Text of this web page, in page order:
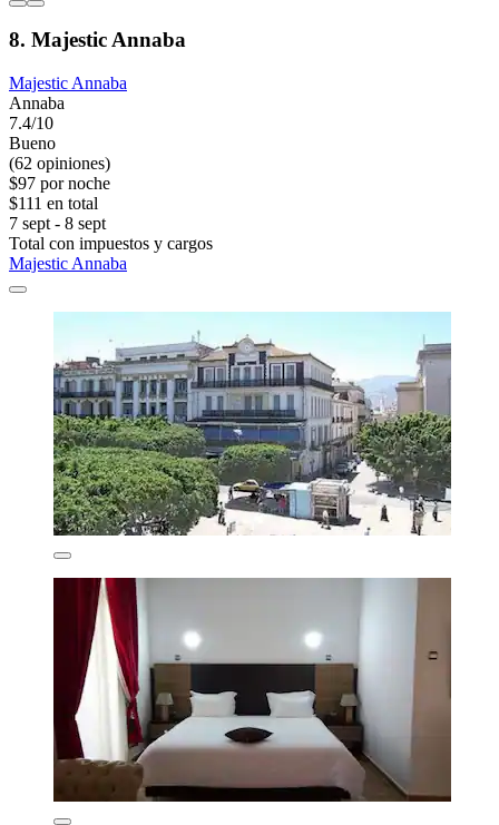
8. Majestic Annaba
Majestic Annaba
Annaba
7.4/10
Bueno
(62 opiniones)
$97 por noche
$111 en total
7 sept - 8 sept
Total con impuestos y cargos
Majestic Annaba